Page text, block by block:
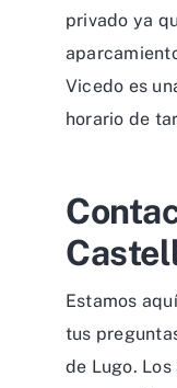
privado ya
Vicedo es
horario de
Estamos
tus
de Lugo.